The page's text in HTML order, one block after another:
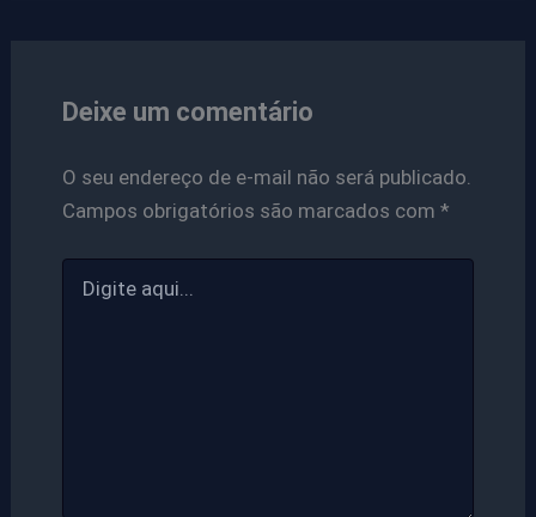
Deixe um comentário
O seu endereço de e-mail não será publicado.
Campos obrigatórios são marcados com *
aqui...